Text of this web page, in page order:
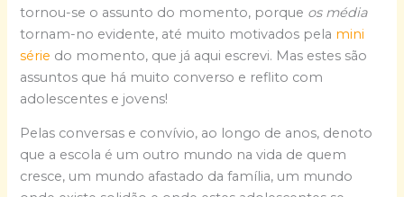
tornou-se o assunto do momento, porque os média
tornam-no evidente, até muito motivados pela mini
série do momento, que já aqui escrevi. Mas estes são
assuntos que há muito converso e reflito com
adolescentes e jovens!
Pelas conversas e convívio, ao longo de anos, denoto
que a escola é um outro mundo na vida de quem
cresce, um mundo afastado da família, um mundo